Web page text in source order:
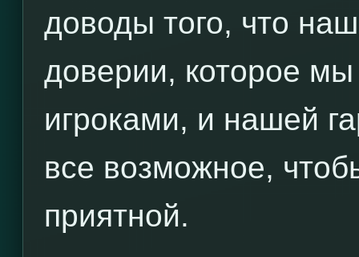
доводы того, что
доверии, которое
игроками, и нашей
все возможное,
приятной.